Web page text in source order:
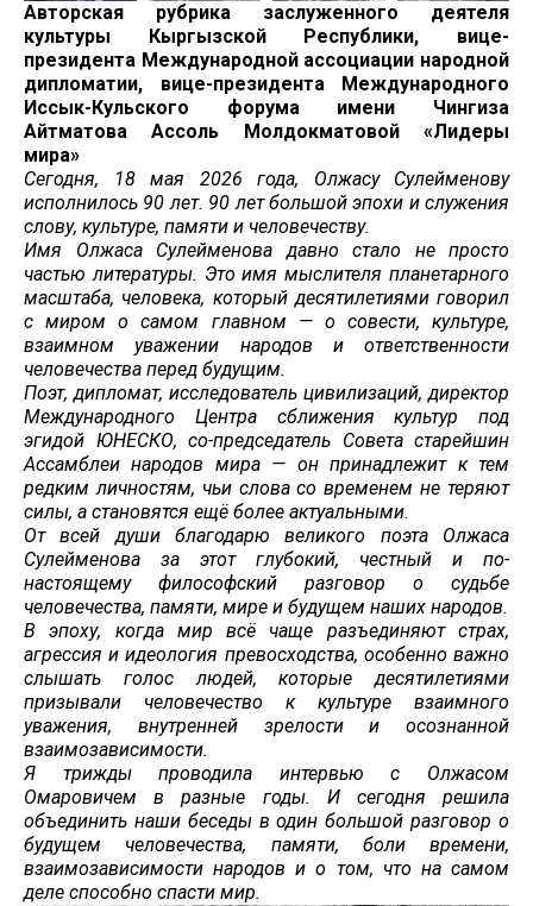
Авторская рубрика заслуженного деятеля
культуры Кыргызской Республики, вице-
президента Международной ассоциации народной
дипломатии, вице-президента
Международного
Иссык-Кульского
форума имени
Чингиза
Айтматова
Ассоль
Молдокматовой «Лидеры
мира»
Сегодня, 18 мая 2026 года, Олжасу Сулейменову
исполнилось 90 лет. 90 лет большой эпохи и служения
слову, культуре, памяти и человечеству.
Имя Олжаса Сулейменова давно стало не просто
частью литературы. Это имя мыслителя планетарного
масштаба, человека, который десятилетиями говорил
с миром о самом главном — о совести, культуре,
взаимном уважении народов и ответственности
человечества перед будущим.
Поэт, дипломат, исследователь цивилизаций, директор
Международного Центра сближения культур под
эгидой ЮНЕСКО, со-председатель Совета старейшин
Ассамблеи народов мира — он принадлежит к тем
редким личностям, чьи слова со временем не теряют
силы, а становятся ещё более актуальными.
От всей души благодарю великого поэта Олжаса
Сулейменова за этот глубокий, честный и по-
настоящему философский разговор о судьбе
человечества, памяти, мире и будущем наших народов.
В эпоху, когда мир всё чаще разъединяют страх,
агрессия и идеология превосходства, особенно важно
слышать голос людей, которые десятилетиями
призывали человечество к культуре взаимного
уважения, внутренней зрелости и осознанной
взаимозависимости.
Я трижды проводила интервью с Олжасом
Омаровичем в разные годы. И сегодня решила
объединить наши беседы в один большой разговор о
будущем человечества, памяти, боли времени,
взаимозависимости народов и о том, что на самом
деле способно спасти мир.